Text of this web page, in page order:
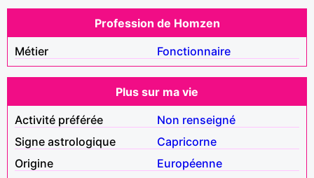
Profession de Homzen
Métier
Fonctionnaire
Plus sur ma vie
Activité préférée
Non renseigné
Signe astrologique
Capricorne
Origine
Européenne